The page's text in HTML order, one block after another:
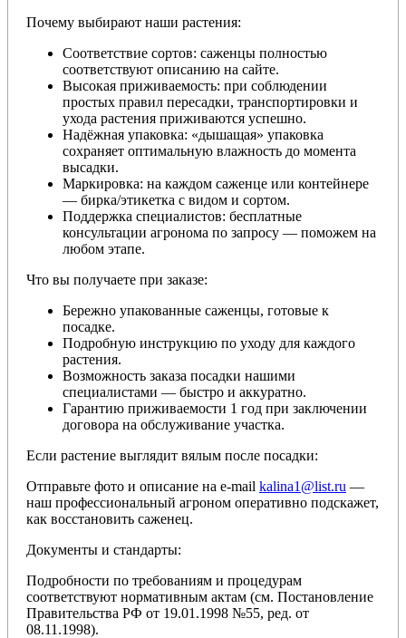
Почему выбирают наши растения:
Соответствие сортов: саженцы полностью
соответствуют описанию на сайте.
Высокая приживаемость: при соблюдении
простых правил пересадки, транспортировки и
ухода растения приживаются успешно.
Надёжная упаковка: «дышащая» упаковка
сохраняет оптимальную влажность до момента
высадки.
Маркировка: на каждом саженце или контейнере
— бирка/этикетка с видом и сортом.
Поддержка специалистов: бесплатные
консультации агронома по запросу — поможем на
любом этапе.
Что вы получаете при заказе:
Бережно упакованные саженцы, готовые к
посадке.
Подробную инструкцию по уходу для каждого
растения.
Возможность заказа посадки нашими
специалистами — быстро и аккуратно.
Гарантию приживаемости 1 год при заключении
договора на обслуживание участка.
Если растение выглядит вялым после посадки:
Отправьте фото и описание на e-mail kalina1@list.ru —
наш профессиональный агроном оперативно подскажет,
как восстановить саженец.
Документы и стандарты:
Подробности по требованиям и процедурам
соответствуют нормативным актам (см. Постановление
Правительства РФ от 19.01.1998 №55, ред. от
08.11.1998).